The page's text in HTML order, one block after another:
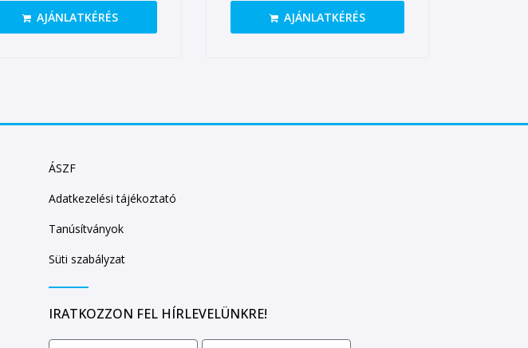
AJÁNLATKÉRÉS
AJÁNLATKÉRÉS
ÁSZF
Adatkezelési tájékoztató
Tanúsítványok
Süti szabályzat
IRATKOZZON FEL HÍRLEVELÜNKRE!